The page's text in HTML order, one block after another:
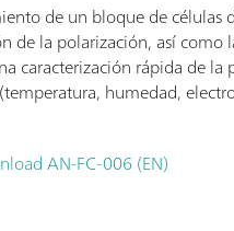
de un bloque de células
de la polarización, así como
caracterización rápida de
humedad,
AN-FC-006 (EN)